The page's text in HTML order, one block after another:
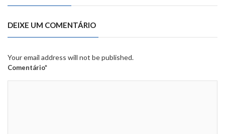
DEIXE UM COMENTÁRIO
Your email address will not be published.
Comentário*